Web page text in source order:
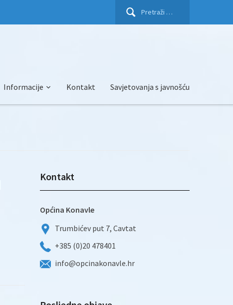
Pretraži:
Informacije Kontakt Savjetovanja s javnošću
Kontakt
Općina Konavle
Trumbićev put 7, Cavtat
+385 (0)20 478401
info@opcinakonavle.hr